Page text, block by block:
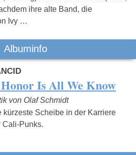
ihre alte Band, die
Ivy …
Albuminfo
Is All We Know
von Olaf Schmidt
kürzeste Scheibe in der Karriere
Cali-Punks.